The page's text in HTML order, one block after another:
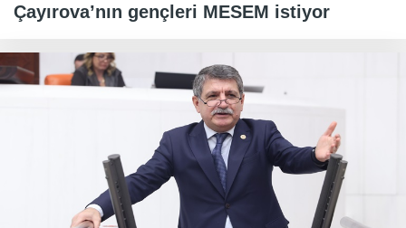
Çayırova’nın gençleri MESEM istiyor